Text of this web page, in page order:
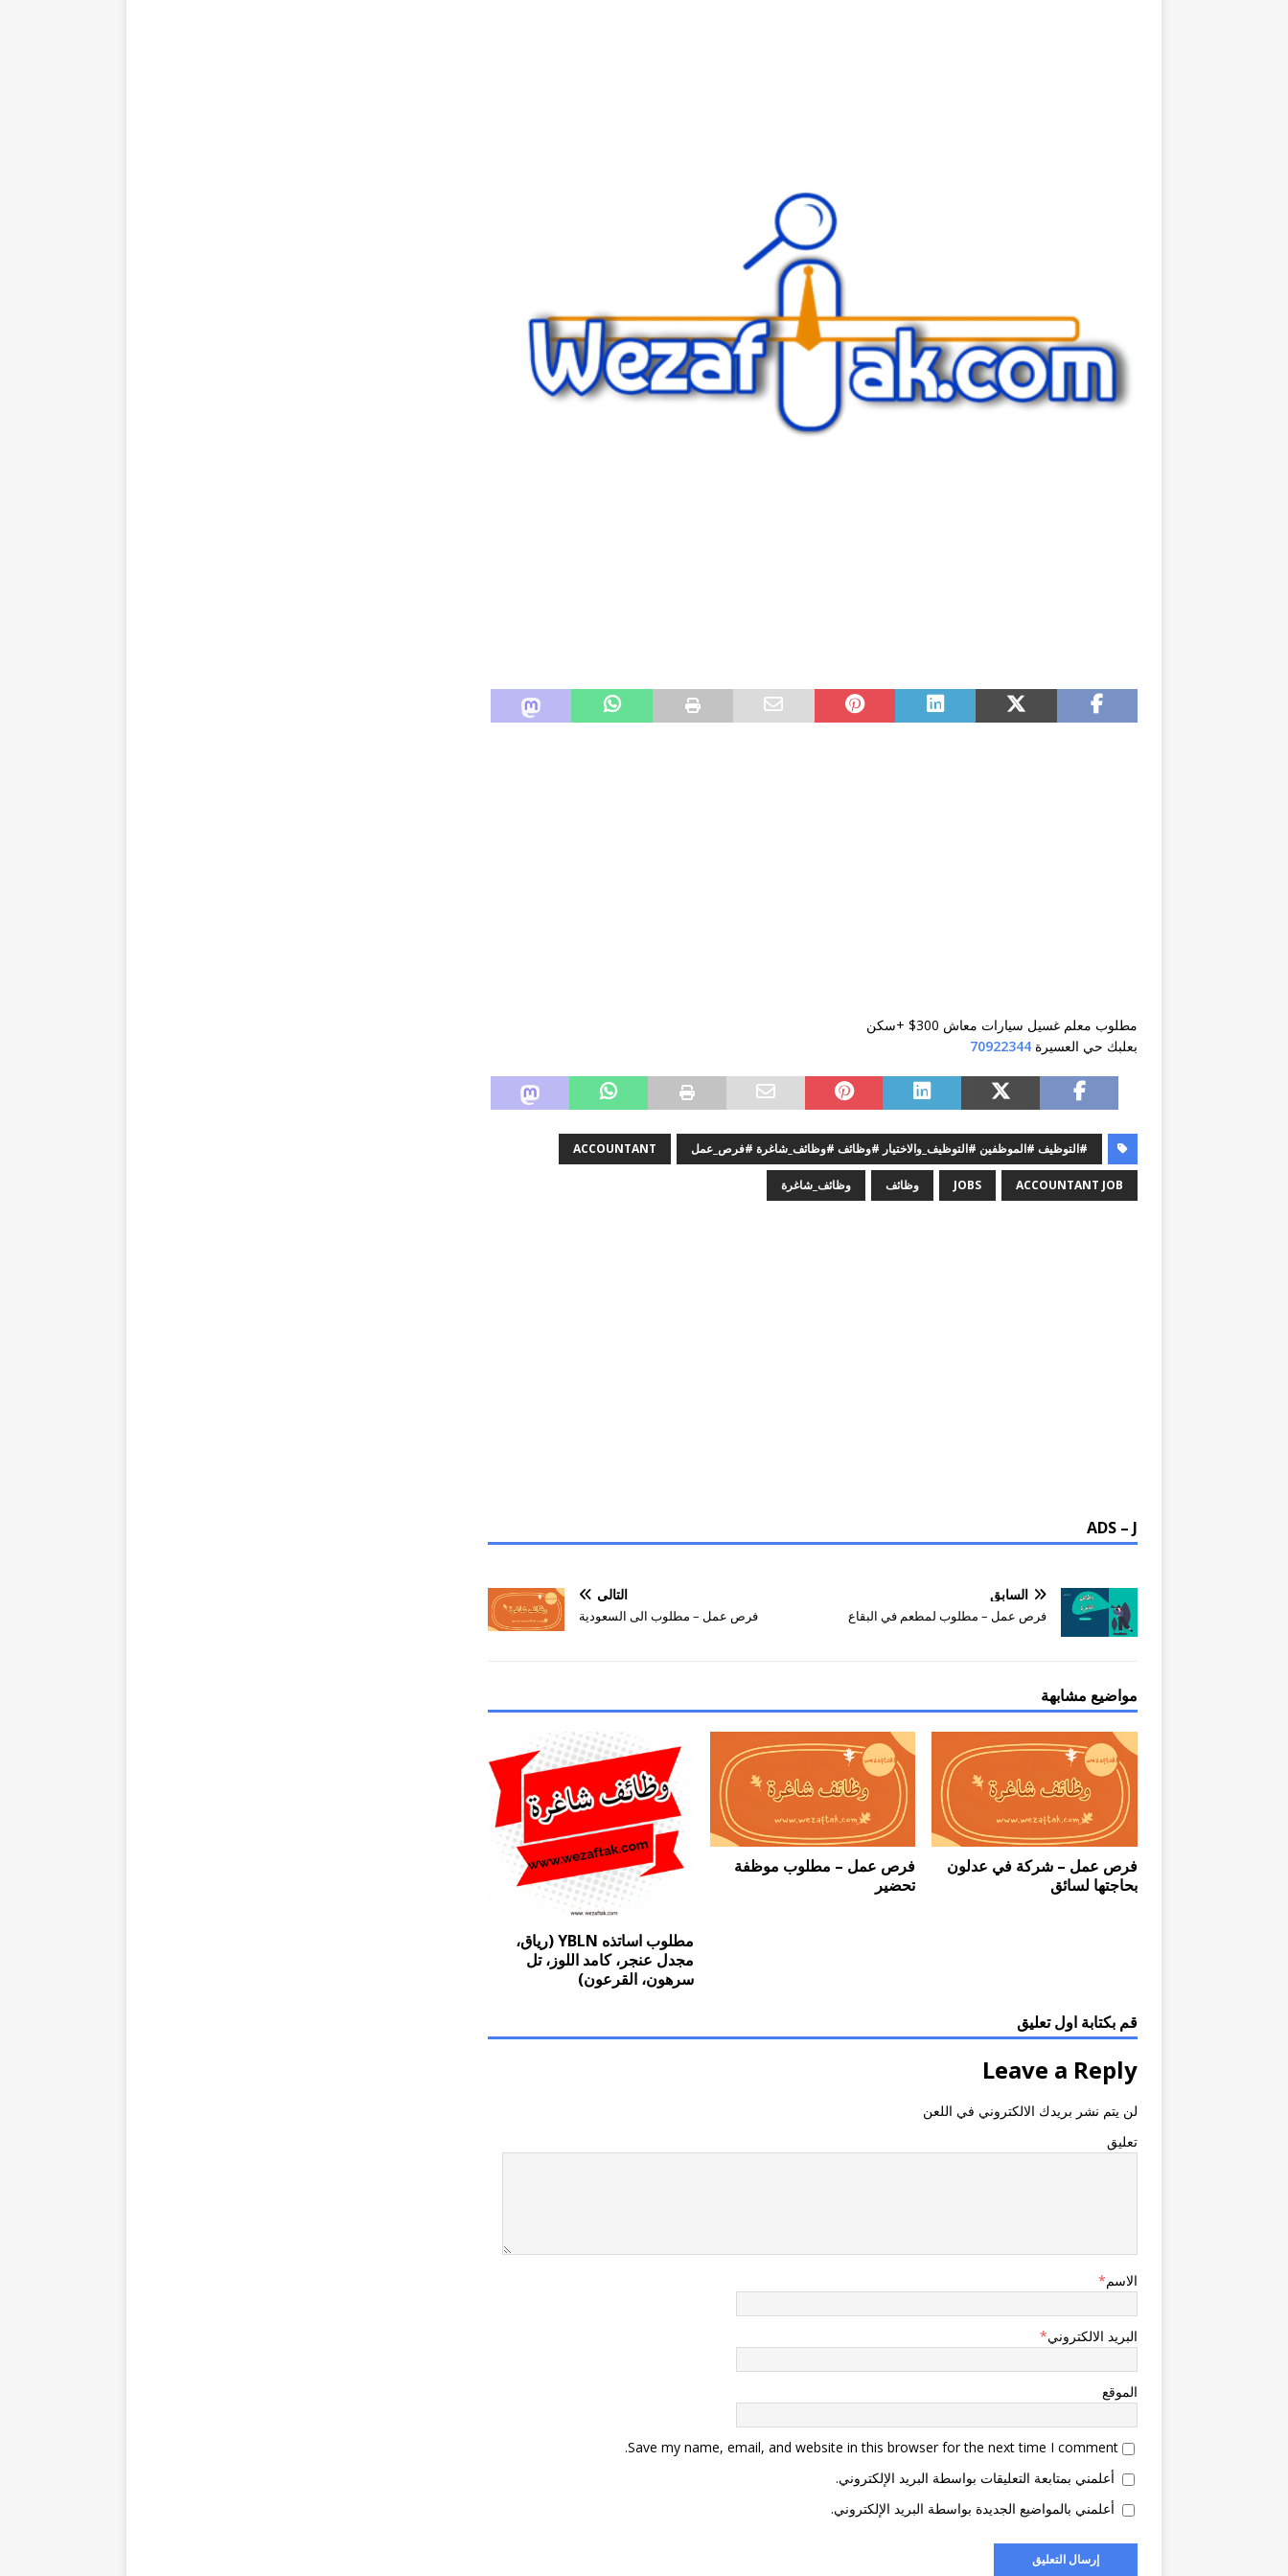
مطلوب معلم غسيل سيارات معاش 300$ +سكن
بعلبك حي العسيرة 70922344
#التوظيف #الموظفين #التوظيف_والاختيار #وظائف #وظائف_شاغرة #فرص_عمل ACCOUNTANT
ACCOUNTANT JOB
JOBS وظائف وظائف_شاغرة
ADS – J
السابق
فرص عمل – مطلوب لمطعم في البقاع
التالي
فرص عمل – مطلوب الى السعودية
مواضيع مشابهة
فرص عمل – شركة في عدلون
بحاجتها لسائق
فرص عمل – مطلوب موظفة
تحضير
مطلوب اساتذه YBLN (رياق،
مجدل عنجر، كامد اللوز، تل
سرهون، القرعون)
قم بكتابة اول تعليق
Leave a Reply
لن يتم نشر بريدك الالكتروني في اللعن
تعليق
الاسم*
البريد الالكتروني*
الموقع
Save my name, email, and website in this browser for the next time I comment.
أعلمني بمتابعة التعليقات بواسطة البريد الإلكتروني.
أعلمني بالمواضيع الجديدة بواسطة البريد الإلكتروني.